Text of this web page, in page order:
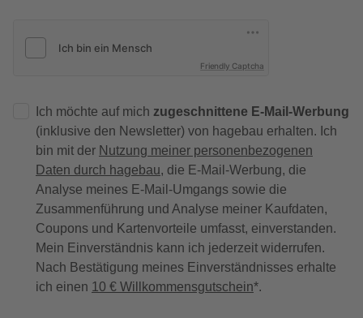
Friendly Captcha
Ich möchte auf mich zugeschnittene E-Mail-Werbung
(inklusive den Newsletter) von hagebau erhalten. Ich
bin mit der Nutzung meiner personenbezogenen
Daten durch hagebau, die E-Mail-Werbung, die
Analyse meines E-Mail-Umgangs sowie die
Zusammenführung und Analyse meiner Kaufdaten,
Coupons und Kartenvorteile umfasst, einverstanden.
Mein Einverständnis kann ich jederzeit widerrufen.
Nach Bestätigung meines Einverständnisses erhalte
ich einen 10 € Willkommensgutschein*.